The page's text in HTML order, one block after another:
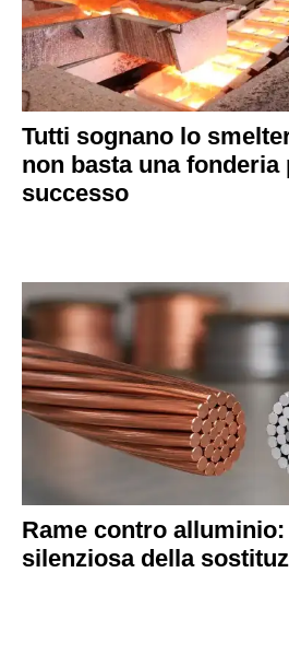
Tutti sognano lo
non basta una fonderia
successo
Rame contro
silenziosa della